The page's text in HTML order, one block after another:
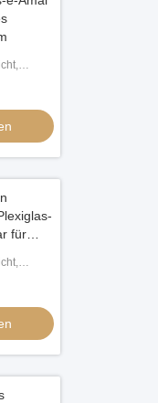
für